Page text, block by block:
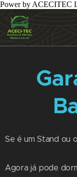
Power by ACECITEC
Se é um Stand ou
Agora já pode